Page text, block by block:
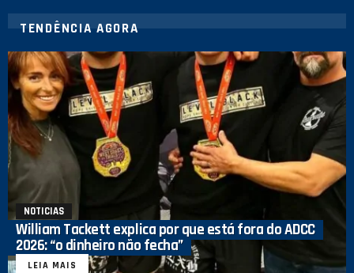
TENDÊNCIA AGORA
NOTICIAS
William Tackett explica por que está fora do ADCC
2026: “o dinheiro não fecha”
LEIA MAIS